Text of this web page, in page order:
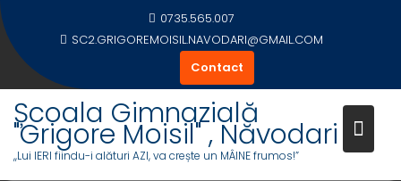
Skip
to
content
0735.565.007
SC2.GRIGOREMOISIL.NAVODARI@GMAIL.COM
Contact
Școala Gimnazială
"Grigore Moisil" , Năvodari
,,Lui IERI fiindu-i alături AZI, va crește un MÂINE frumos!”